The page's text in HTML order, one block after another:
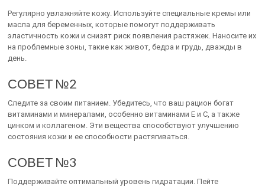
Регулярно увлажняйте кожу. Используйте специальные кремы или
масла для беременных, которые помогут поддерживать
эластичность кожи и снизят риск появления растяжек. Наносите их
на проблемные зоны, такие как живот, бедра и грудь, дважды в
день.
СОВЕТ №2
Следите за своим питанием. Убедитесь, что ваш рацион богат
витаминами и минералами, особенно витаминами E и C, а также
цинком и коллагеном. Эти вещества способствуют улучшению
состояния кожи и ее способности растягиваться.
СОВЕТ №3
Поддерживайте оптимальный уровень гидратации. Пейте